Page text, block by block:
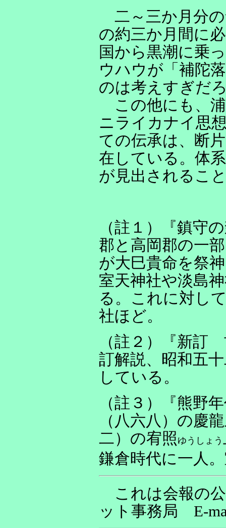
二～三か月分
の約三か月間に
国から黒潮に乗
ウハウが「補陀
のは考えすぎだ
この他にも、
ニライカナイ思
ての伝承は、断
在している。体
が見出されるこ
（註１）『鎮守
郡と高岡郡の一
が大巳貴命を祭
室天神社や淡島
る。これに対し
社ほど。
（註２）『新訂
訂解説、昭和五
している。
（註３）『熊野
（八六八）の慶
二）の宥照 ゆうしょう
鎌倉時代に一人
これは会報の
ット事務局 E-